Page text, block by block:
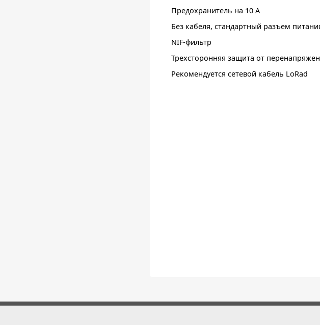
Предохранитель на 10 А
Без кабеля, стандартный разъем
NIF-фильтр
Трехсторонняя защита от
Рекомендуется сетевой кабель LoRad